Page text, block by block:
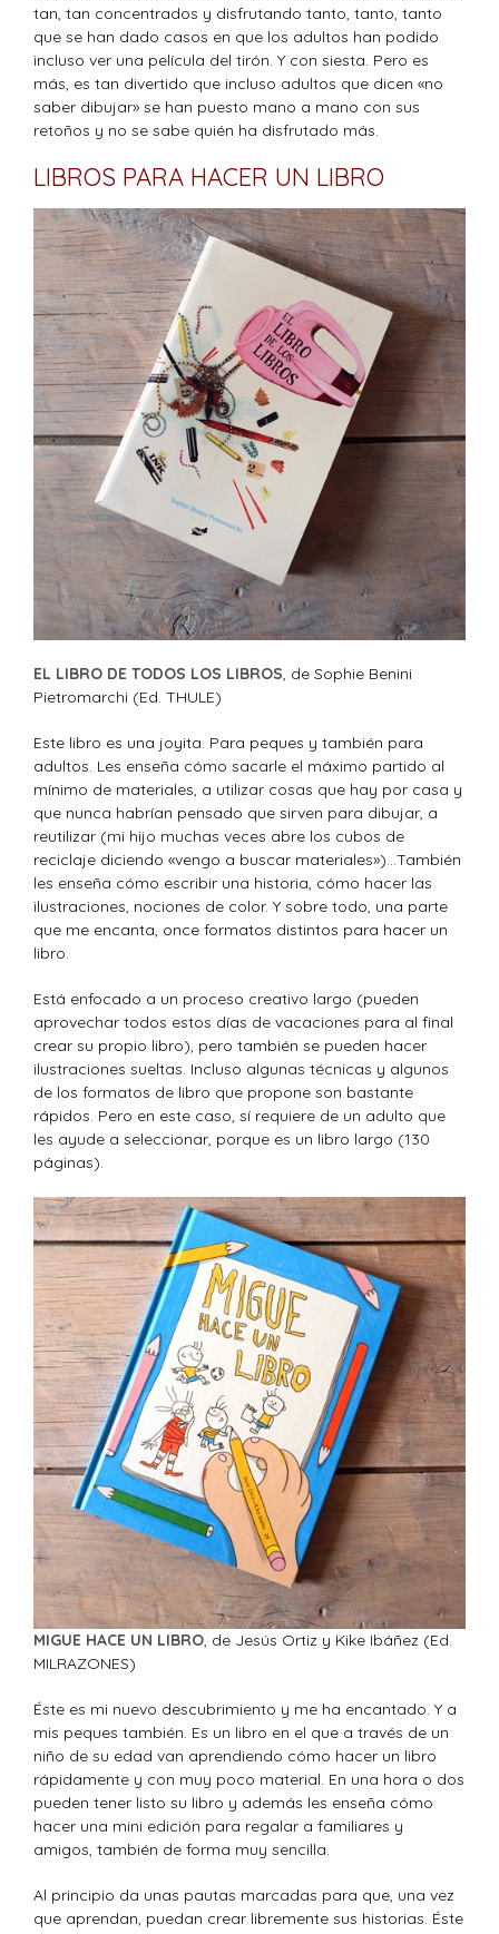
tan, tan concentrados y disfrutando tanto, tanto, tanto
que se han dado casos en que los adultos han podido
incluso ver una película del tirón. Y con siesta. Pero es
más, es tan divertido que incluso adultos que dicen «no
saber dibujar» se han puesto mano a mano con sus
retoños y no se sabe quién ha disfrutado más.
LIBROS PARA HACER UN LIBRO
EL LIBRO DE TODOS LOS LIBROS, de Sophie Benini
Pietromarchi (Ed. THULE)
Este libro es una joyita. Para peques y también para
adultos. Les enseña cómo sacarle el máximo partido al
mínimo de materiales, a utilizar cosas que hay por casa y
que nunca habrían pensado que sirven para dibujar, a
reutilizar (mi hijo muchas veces abre los cubos de
reciclaje diciendo «vengo a buscar materiales»)…También
les enseña cómo escribir una historia, cómo hacer las
ilustraciones, nociones de color. Y sobre todo, una parte
que me encanta, once formatos distintos para hacer un
libro.
Está enfocado a un proceso creativo largo (pueden
aprovechar todos estos días de vacaciones para al final
crear su propio libro), pero también se pueden hacer
ilustraciones sueltas. Incluso algunas técnicas y algunos
de los formatos de libro que propone son bastante
rápidos. Pero en este caso, sí requiere de un adulto que
les ayude a seleccionar, porque es un libro largo (130
páginas).
MIGUE HACE UN LIBRO, de Jesús Ortiz y Kike Ibáñez (Ed.
MILRAZONES)
Éste es mi nuevo descubrimiento y me ha encantado. Y a
mis peques también. Es un libro en el que a través de un
niño de su edad van aprendiendo cómo hacer un libro
rápidamente y con muy poco material. En una hora o dos
pueden tener listo su libro y además les enseña cómo
hacer una mini edición para regalar a familiares y
amigos, también de forma muy sencilla.
Al principio da unas pautas marcadas para que, una vez
que aprendan, puedan crear libremente sus historias. Éste